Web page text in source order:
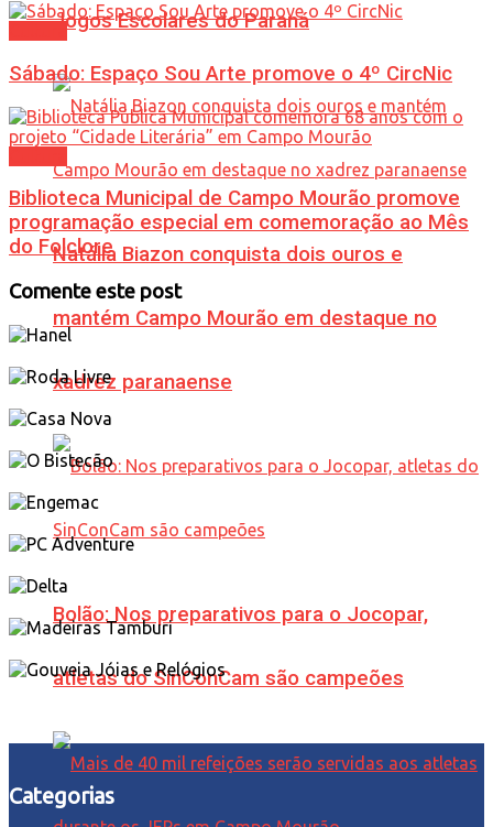
Jogos Escolares do Paraná
Natália Biazon conquista dois ouros e
mantém Campo Mourão em destaque no
xadrez paranaense
Bolão: Nos preparativos para o Jocopar,
atletas do SinConCam são campeões
Sábado: Espaço Sou Arte promove o 4º CircNic
Biblioteca Municipal de Campo Mourão promove
programação especial em comemoração ao Mês
do Folclore
Comente este post
Categorias